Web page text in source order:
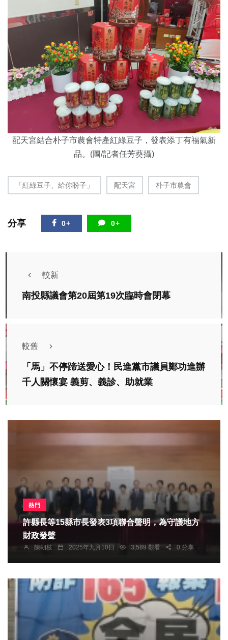
配天宮結合朴子市農會特產紅綠豆子，發表添丁有福氣新
品。(圖/記者任芳葵攝)
「紅綠豆子、給你盼子」 配天宮 朴子市農會
分享 0+ 0+
較新
南投縣議會第20屆第19次臨時會閉幕
較舊
「馬」不停蹄送愛心！民進黨市議員鄭功進辦
千人關懷宴 義剪、義診、助就業
熱門
許縣長等15縣市長發表3項聯合聲明，為守護地方
財政發聲
陳朝枝 2025年九月10日 3,589 觀看 0 分享